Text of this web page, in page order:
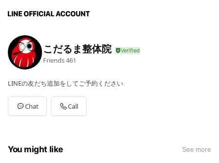
こだるま整体院
Friends461
LINEの友だち追加をしてご予約ください
Chat Call
You might like See more